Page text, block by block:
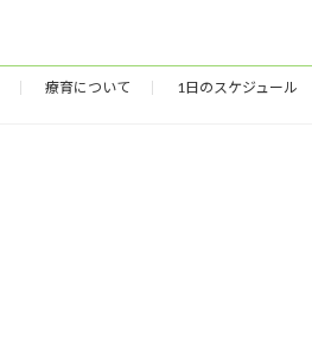
療育について 1日のスケジュール